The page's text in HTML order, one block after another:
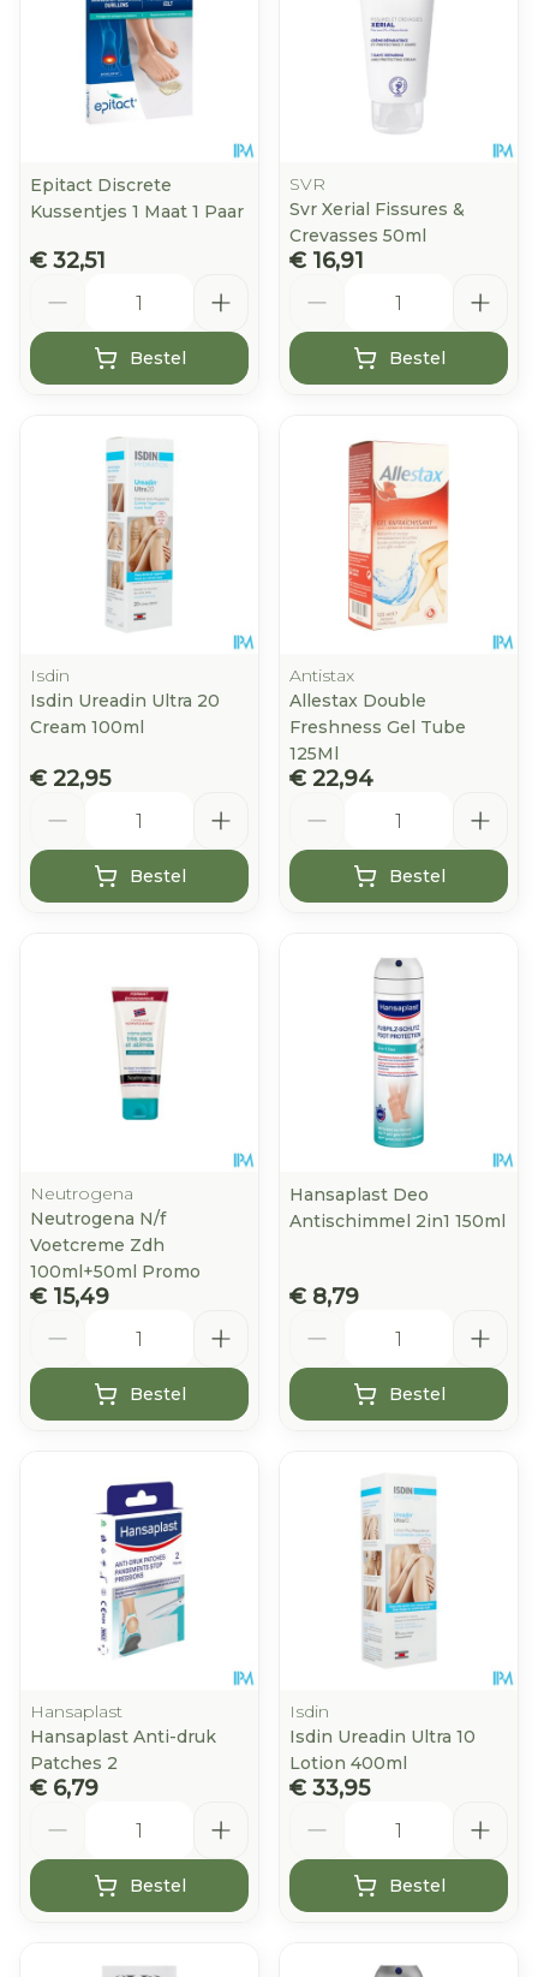
Epitact Discrete
Kussentjes 1 Maat 1 Paar
€ 32,51
Bestel
SVR
Svr Xerial Fissures &
Crevasses 50ml
€ 16,91
Bestel
Isdin
Isdin Ureadin Ultra 20
Cream 100ml
€ 22,95
Bestel
Antistax
Allestax Double
Freshness Gel Tube
125Ml
€ 22,94
Bestel
Neutrogena
Neutrogena N/f
Voetcreme Zdh
100ml+50ml Promo
€ 15,49
Bestel
Hansaplast Deo
Antischimmel 2in1 150ml
€ 8,79
Bestel
Hansaplast
Hansaplast Anti-druk
Patches 2
€ 6,79
Bestel
Isdin
Isdin Ureadin Ultra 10
Lotion 400ml
€ 33,95
Bestel